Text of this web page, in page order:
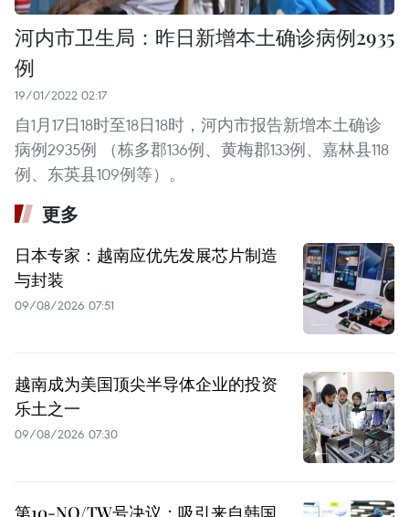
河内市卫生局：昨日新增本土确诊病例2935
例
19/01/2022 02:17
自1月17日18时至18日18时，河内市报告新增本土确诊
病例2935例 （栋多郡136例、黄梅郡133例、嘉林县118
例、东英县109例等）。
更多
日本专家：越南应优先发展芯片制造
与封装
09/08/2026 07:51
越南成为美国顶尖半导体企业的投资
乐土之一
09/08/2026 07:30